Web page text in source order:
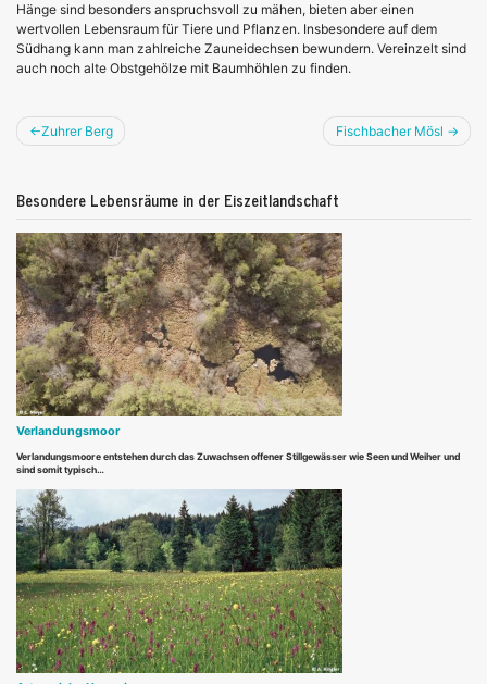
Hänge sind besonders anspruchsvoll zu mähen, bieten aber einen
wertvollen Lebensraum für Tiere und Pflanzen. Insbesondere auf dem
Südhang kann man zahlreiche Zauneidechsen bewundern. Vereinzelt sind
auch noch alte Obstgehölze mit Baumhöhlen zu finden.
Beitragsnavigation
Zuhrer Berg Fischbacher Mösl
Besondere Lebensräume in der Eiszeitlandschaft
Verlandungsmoor
Verlandungsmoore entstehen durch das Zuwachsen offener Stillgewässer wie Seen und Weiher und
sind somit typisch…